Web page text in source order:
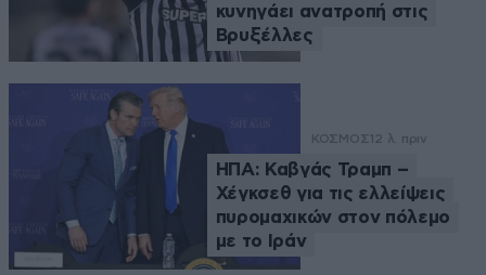
κυνηγάει ανατροπή στις
Βρυξέλλες
ΚΟΣΜΟΣ 12 λ. πριν
ΗΠΑ: Καβγάς Τραμπ –
Χέγκσεθ για τις ελλείψεις
πυρομαχικών στον πόλεμο
με το Ιράν